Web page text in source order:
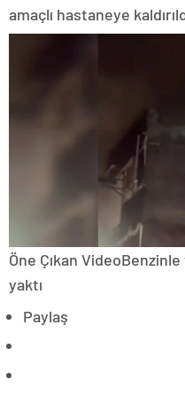
amaçlı hastaneye
Öne Çıkan
yaktı
Paylaş